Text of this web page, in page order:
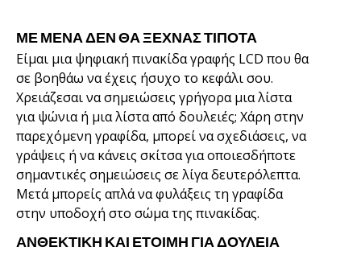
ΜΕ ΜΈΝΑ ΔΕΝ ΘΑ ΞΕΧΝΆΣ ΤΊΠΟΤΑ
Είμαι μια ψηφιακή πινακίδα γραφής LCD που θα
σε βοηθάω να έχεις ήσυχο το κεφάλι σου.
Χρειάζεσαι να σημειώσεις γρήγορα μια λίστα
για ψώνια ή μια λίστα από δουλειές; Χάρη στην
παρεχόμενη γραφίδα, μπορεί να σχεδιάσεις, να
γράψεις ή να κάνεις σκίτσα για οποιεσδήποτε
σημαντικές σημειώσεις σε λίγα δευτερόλεπτα.
Μετά μπορείς απλά να φυλάξεις τη γραφίδα
στην υποδοχή στο σώμα της πινακίδας.
ΑΝΘΕΚΤΙΚΉ ΚΑΙ ΈΤΟΙΜΗ ΓΙΑ ΔΟΥΛΕΙΆ